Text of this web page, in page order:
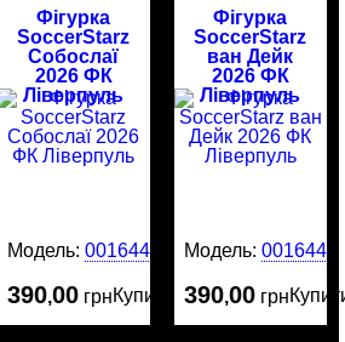
Фігурка
SoccerStarz
Собослаї
2026 ФК
Ліверпуль
Модель:0016448
390,00 грнКупити
Фігурка
SoccerStarz
ван Дейк
2026 ФК
Ліверпуль
Модель: 0016446
390,00 грн